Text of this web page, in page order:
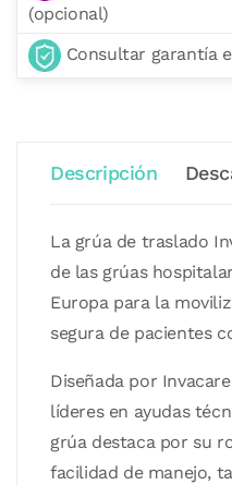
(opcional)
Consultar garantía
Descripción
La grúa de traslado
de las grúas
Europa para la
segura de pacientes
Diseñada por
líderes en ayudas
grúa destaca por su
facilidad de manejo,